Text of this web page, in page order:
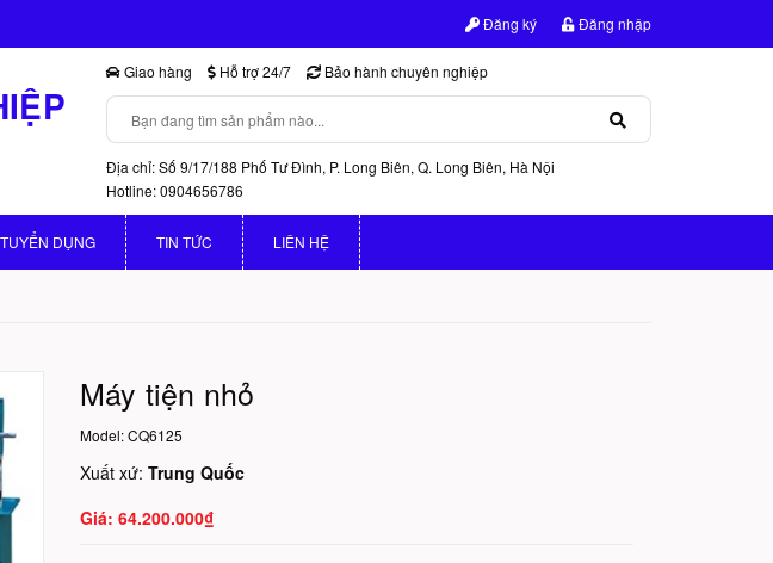
Đăng ký Đăng nhập
Giao hàng Hỗ trợ 24/7 Bảo hành chuyên nghiệp
Địa chỉ: Số 9/17/188 Phố Tư Đình, P. Long Biên, Q. Long Biên, Hà Nội
Hotline: 0904656786
TUYỂN DỤNG TIN TỨC LIÊN HỆ
Máy tiện nhỏ
Model:CQ6125
Xuất xứ: Trung Quốc
64.200.000₫